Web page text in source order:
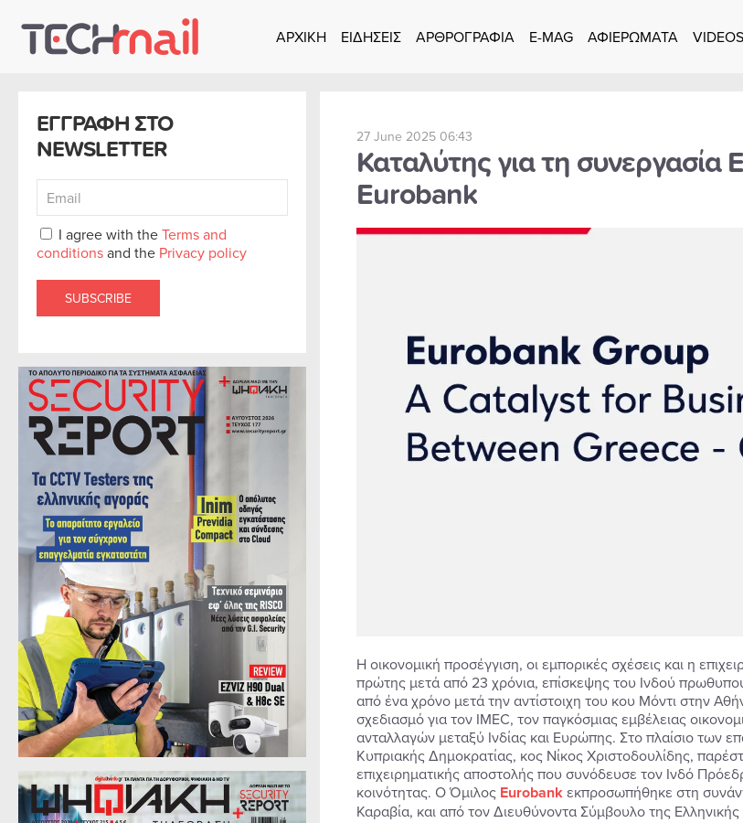
Skip to main content
ΑΡΧΙΚΗ ΕΙΔΗΣΕΙΣ ΑΡΘΡΟΓΡΑΦΙΑ E-MAG ΑΦΙΕΡΩΜΑΤΑ VIDEOS
ΕΓΓΡΑΦΗ ΣΤΟ
NEWSLETTER
I agree with theTerms and
conditionsand the Privacy policy
SUBSCRIBE
27 June 2025 06:43
Καταλύτης για τη συνεργασία
Eurobank
Η οικονομική προσέγγιση, οι εμπορικές σχέσεις και η
πρώτης μετά από 23 χρόνια, επίσκεψης του Ινδού
από ένα χρόνο μετά την αντίστοιχη του κου Μόντι στην
σχεδιασμό για τον IMEC, τον παγκόσμιας εμβέλειας
ανταλλαγών μεταξύ Ινδίας και Ευρώπης. Στο πλαίσιο των
Κυπριακής Δημοκρατίας, κος Νίκος Χριστοδουλίδης,
επιχειρηματικής αποστολής που συνόδευσε τον Ινδό
κοινότητας. Ο Όμιλος Eurobankεκπροσωπήθηκε στη
Καραβία, και από τον Διευθύνοντα Σύμβουλο της